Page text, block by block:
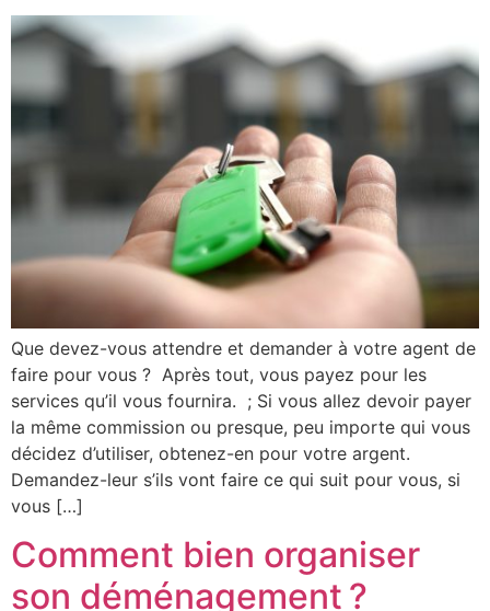
Que devez-vous attendre et demander à votre agent de
faire pour vous ? Après tout, vous payez pour les
services qu’il vous fournira. ; Si vous allez devoir payer
la même commission ou presque, peu importe qui vous
décidez d’utiliser, obtenez-en pour votre argent.
Demandez-leur s’ils vont faire ce qui suit pour vous, si
vous […]
Comment bien organiser
son déménagement ?